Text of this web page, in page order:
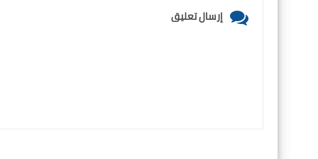
إرسال تعليق